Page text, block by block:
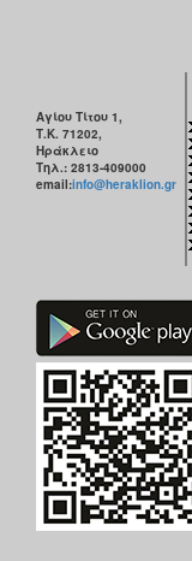
Αγίου Τίτου 1,
Τ.Κ. 71202,
Ηράκλειο
Τηλ.: 2813-409000
email:info@heraklion.gr